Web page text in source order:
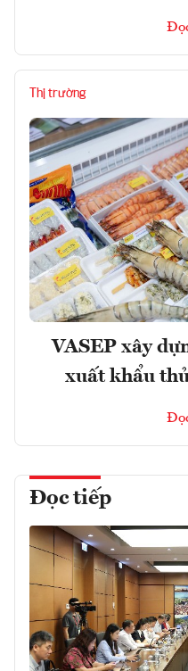
Thị trường
VASEP xây
xuất khẩu
Đọc tiếp